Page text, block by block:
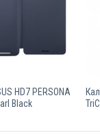
HD7 PERSONA
Black